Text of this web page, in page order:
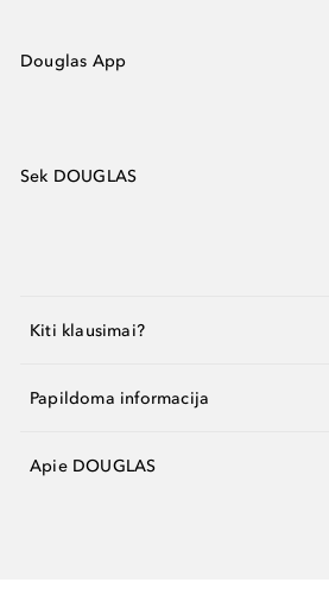
Douglas App
Sek DOUGLAS
Kiti klausimai?
Papildoma informacija
Apie DOUGLAS